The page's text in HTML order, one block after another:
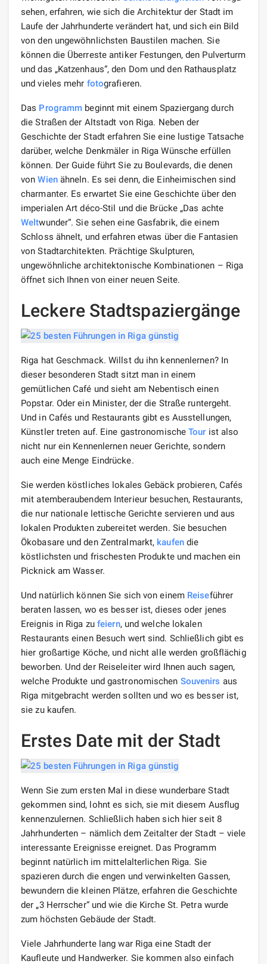
sehen, erfahren, wie sich die Architektur der Stadt im
Laufe der Jahrhunderte verändert hat, und sich ein Bild
von den ungewöhnlichsten Baustilen machen. Sie
können die Überreste antiker Festungen, den Pulverturm
und das „Katzenhaus“, den Dom und den Rathausplatz
und vieles mehr fotografieren.
Das Programm beginnt mit einem Spaziergang durch
die Straßen der Altstadt von Riga. Neben der
Geschichte der Stadt erfahren Sie eine lustige Tatsache
darüber, welche Denkmäler in Riga Wünsche erfüllen
können. Der Guide führt Sie zu Boulevards, die denen
vonWienähneln. Es sei denn, die Einheimischen sind
charmanter. Es erwartet Sie eine Geschichte über den
imperialen Art déco-Stil und die Brücke „Das achte
Weltwunder“. Sie sehen eine Gasfabrik, die einem
Schloss ähnelt, und erfahren etwas über die Fantasien
von Stadtarchitekten. Prächtige Skulpturen,
ungewöhnliche architektonische Kombinationen – Riga
öffnet sich Ihnen von einer neuen Seite.
Leckere Stadtspaziergänge
Riga hat Geschmack. Willst du ihn kennenlernen? In
dieser besonderen Stadt sitzt man in einem
gemütlichen Café und sieht am Nebentisch einen
Popstar. Oder ein Minister, der die Straße runtergeht.
Und in Cafés und Restaurants gibt es Ausstellungen,
Künstler treten auf. Eine gastronomischeTour ist also
nicht nur ein Kennenlernen neuer Gerichte, sondern
auch eine Menge Eindrücke.
Sie werden köstliches lokales Gebäck probieren, Cafés
mit atemberaubendem Interieur besuchen, Restaurants,
die nur nationale lettische Gerichte servieren und aus
lokalen Produkten zubereitet werden. Sie besuchen
Ökobasare und den Zentralmarkt, kaufendie
köstlichsten und frischesten Produkte und machen ein
Picknick am Wasser.
Und natürlich können Sie sich von einem Reiseführer
beraten lassen, wo es besser ist, dieses oder jenes
Ereignis in Riga zu feiern, und welche lokalen
Restaurants einen Besuch wert sind. Schließlich gibt es
hier großartige Köche, und nicht alle werden großflächig
beworben. Und der Reiseleiter wird Ihnen auch sagen,
welche Produkte und gastronomischen Souvenirs aus
Riga mitgebracht werden sollten und wo es besser ist,
sie zu kaufen.
Erstes Date mit der Stadt
Wenn Sie zum ersten Mal in diese wunderbare Stadt
gekommen sind, lohnt es sich, sie mit diesem Ausflug
kennenzulernen. Schließlich haben sich hier seit 8
Jahrhunderten – nämlich dem Zeitalter der Stadt – viele
interessante Ereignisse ereignet. Das Programm
beginnt natürlich im mittelalterlichen Riga. Sie
spazieren durch die engen und verwinkelten Gassen,
bewundern die kleinen Plätze, erfahren die Geschichte
der „3 Herrscher“ und wie die Kirche St. Petra wurde
zum höchsten Gebäude der Stadt.
Viele Jahrhunderte lang war Riga eine Stadt der
Kaufleute und Handwerker. Sie kommen also einfach